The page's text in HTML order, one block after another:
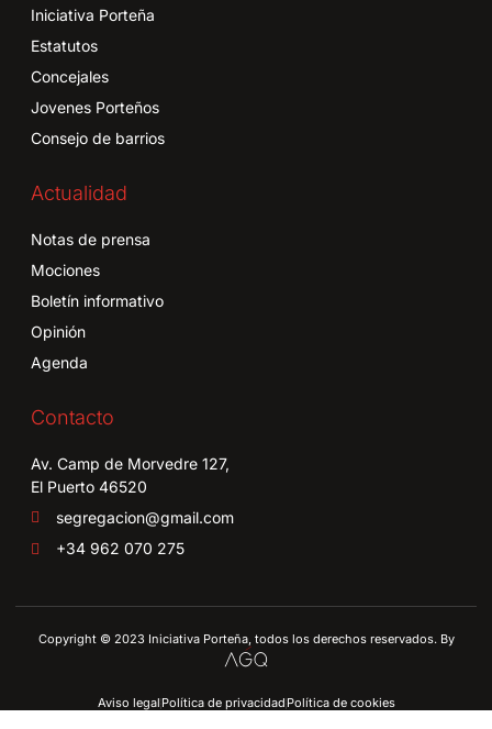
Iniciativa Porteña
Estatutos
Concejales
Jovenes Porteños
Consejo de barrios
Actualidad
Notas de prensa
Mociones
Boletín informativo
Opinión
Agenda
Contacto
Av. Camp de Morvedre 127,
El Puerto 46520
segregacion@gmail.com
+34 962 070 275
Copyright © 2023 Iniciativa Porteña, todos los derechos reservados. By
Aviso legalPolítica de privacidadPolítica de cookies